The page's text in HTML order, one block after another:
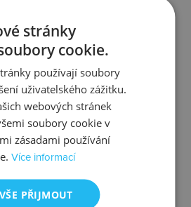
Výměna
stránky
cookie.
používají soubory
uživatelského zážitku.
webových stránek
soubory cookie v
zásadami používání
Více informací
VŠE PŘIJMOUT